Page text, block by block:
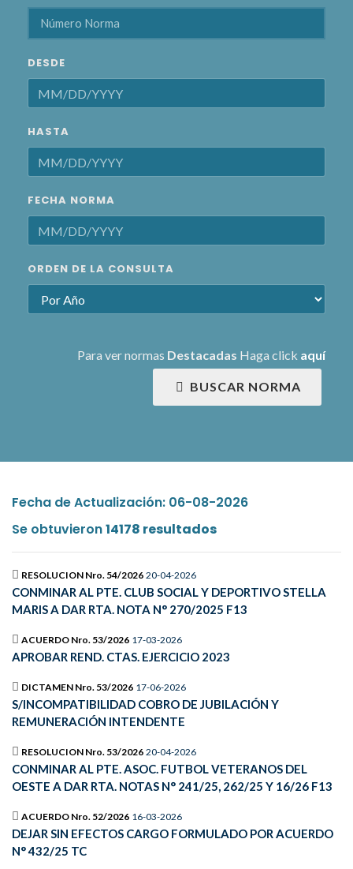
DESDE
HASTA
FECHA NORMA
ORDEN DE LA CONSULTA
Para ver normas Destacadas Haga click aquí
BUSCAR NORMA
Fecha de Actualización: 06-08-2026
Se obtuvieron14178 resultados
RESOLUCION Nro. 54/2026 20-04-2026
CONMINAR AL PTE. CLUB SOCIAL Y DEPORTIVO STELLA
MARIS A DAR RTA. NOTA N° 270/2025 F13
ACUERDO Nro. 53/2026 17-03-2026
APROBAR REND. CTAS. EJERCICIO 2023
DICTAMEN Nro. 53/2026 17-06-2026
S/INCOMPATIBILIDAD COBRO DE JUBILACIÓN Y
REMUNERACIÓN INTENDENTE
RESOLUCION Nro. 53/2026 20-04-2026
CONMINAR AL PTE. ASOC. FUTBOL VETERANOS DEL
OESTE A DAR RTA. NOTAS N° 241/25, 262/25 Y 16/26 F13
ACUERDO Nro. 52/2026 16-03-2026
DEJAR SIN EFECTOS CARGO FORMULADO POR ACUERDO
N° 432/25 TC